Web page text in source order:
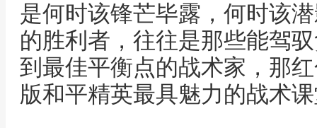
是何时该锋芒毕露，何时该
的胜利者，往往是那些能驾
到最佳平衡点的战术家，那
版和平精英最具魅力的战术